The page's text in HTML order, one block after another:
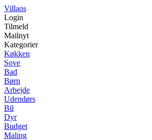
Villaos
Login
Tilmeld
Mailnyt
Kategorier
Køkken
Sove
Bad
Børn
Arbejde
Udendørs
Bil
Dyr
Budget
Maling